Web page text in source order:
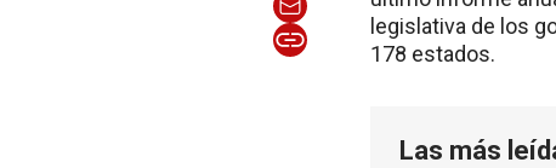
legislativa de los
178 estados.
Las más